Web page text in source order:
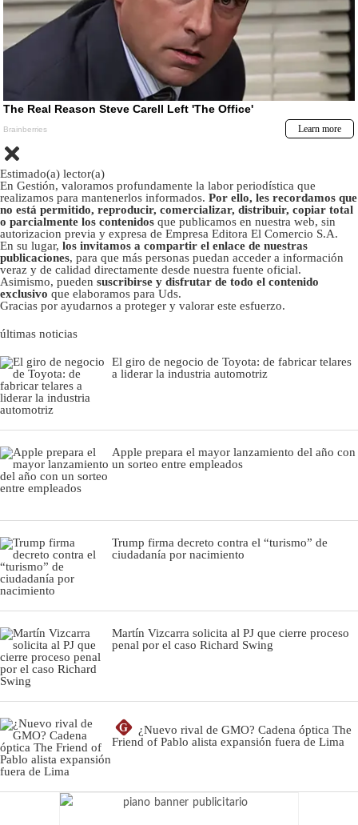
Estimado(a) lector(a)
En Gestión, valoramos profundamente la labor periodística que
realizamos para mantenerlos informados. Por ello, les recordamos que
no está permitido, reproducir, comercializar, distribuir, copiar total
o parcialmente los contenidos que publicamos en nuestra web, sin
autorizacion previa y expresa de Empresa Editora El Comercio S.A.
En su lugar, los invitamos a compartir el enlace de nuestras
publicaciones, para que más personas puedan acceder a información
veraz y de calidad directamente desde nuestra fuente oficial.
Asimismo, pueden suscribirse y disfrutar de todo el contenido
exclusivo que elaboramos para Uds.
Gracias por ayudarnos a proteger y valorar este esfuerzo.
últimas noticias
El giro de negocio de Toyota: de fabricar telares
a liderar la industria automotriz
Apple prepara el mayor lanzamiento del año con
un sorteo entre empleados
Trump firma decreto contra el “turismo” de
ciudadanía por nacimiento
Martín Vizcarra solicita al PJ que cierre proceso
penal por el caso Richard Swing
G
¿Nuevo rival de GMO? Cadena óptica The
Friend of Pablo alista expansión fuera de Lima